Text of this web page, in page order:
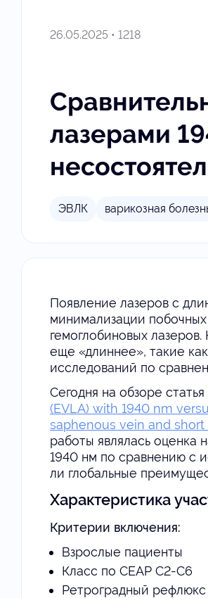
26.05.2025 • 1218
лазерами
ЭВЛК варикозная
Появление лазеров с
минимализации
гемоглобиновых
еще «длиннее», такие
исследований по
Сегодня на обзоре статья
(EVLA) with 1940 nm
saphenous vein and
работы являлась оценка
1940 нм по сравнению с
ли глобальные
Характеристика
Критерии включения:
Взрослые пациенты
Класс по CEAP С2-С6
Ретроградный